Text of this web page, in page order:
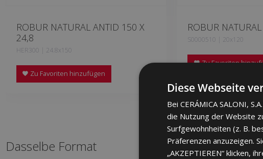
ROBUR NATURAL ANTID 150 X
24,8
HER300 | 24.8x150
Zu Favoriten hinzufügen
ROBUR
S0000510 | 20x120
Zu Favoriten
Dasselbe Format
Diese Webseite
Bei CERÁMICA SALONI,
die Nutzung der Website
Surfgewohnheiten (z. B.
Präferenzen anzuzeigen.
„AKZEPTIEREN“ klicken,